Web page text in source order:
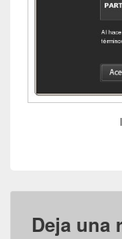
Deja una